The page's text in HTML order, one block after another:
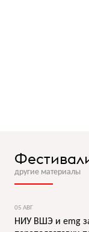
другие материалы
05 АВГ
НИУ ВШЭ и emg